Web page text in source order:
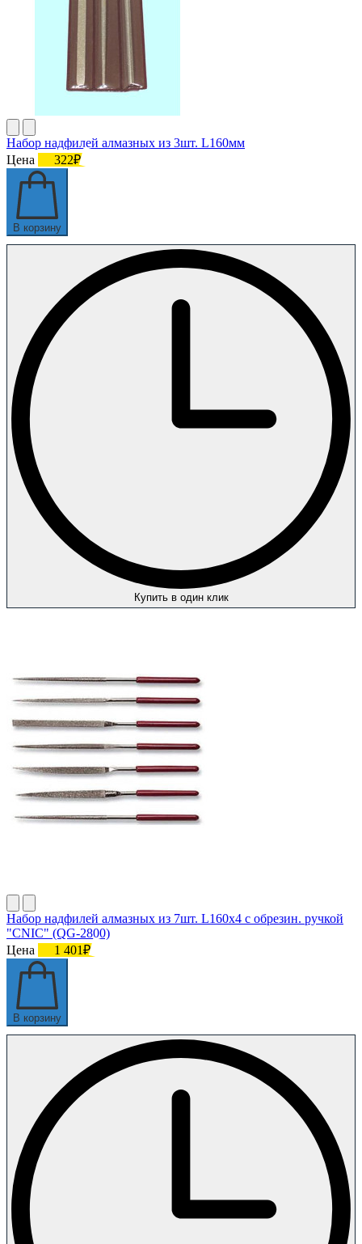
Набор надфилей алмазных из 3шт. L160мм
Цена
322₽
В корзину
Купить в один клик
Набор надфилей алмазных из 7шт. L160х4 с обрезин. ручкой
"CNIC" (QG-2800)
Цена
1 401₽
В корзину